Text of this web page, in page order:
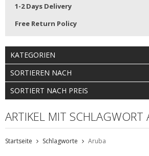
1-2 Days Delivery
Free Return Policy
KATEGORIEN
SORTIEREN NACH
SORTIERT NACH PREIS
ARTIKEL MIT SCHLAGWORT
Startseite Schlagworte Aruba